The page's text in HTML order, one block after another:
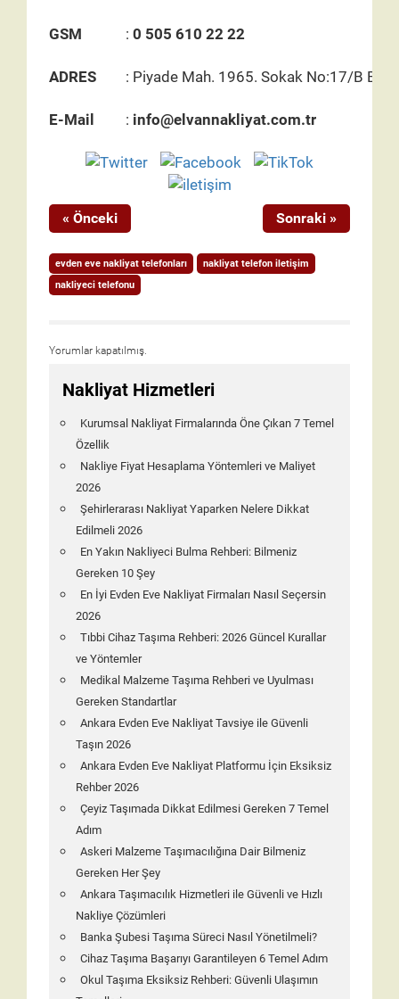
GSM : 0 505 610 22 22
ADRES : Piyade Mah. 1965. Sokak No:17/B
E-Mail : info@elvannakliyat.com.tr
« Önceki Sonraki »
evden eve nakliyat telefonları
nakliyat telefon iletişim
nakliyeci telefonu
Yorumlar kapatılmış.
Nakliyat Hizmetleri
Kurumsal Nakliyat Firmalarında Öne Çıkan 7 Temel
Özellik
Nakliye Fiyat Hesaplama Yöntemleri ve Maliyet
2026
Şehirlerarası Nakliyat Yaparken Nelere Dikkat
Edilmeli 2026
En Yakın Nakliyeci Bulma Rehberi: Bilmeniz
Gereken 10 Şey
En İyi Evden Eve Nakliyat Firmaları Nasıl Seçersin
2026
Tıbbi Cihaz Taşıma Rehberi: 2026 Güncel Kurallar
ve Yöntemler
Medikal Malzeme Taşıma Rehberi ve Uyulması
Gereken Standartlar
Ankara Evden Eve Nakliyat Tavsiye ile Güvenli
Taşın 2026
Ankara Evden Eve Nakliyat Platformu İçin Eksiksiz
Rehber 2026
Çeyiz Taşımada Dikkat Edilmesi Gereken 7 Temel
Adım
Askeri Malzeme Taşımacılığına Dair Bilmeniz
Gereken Her Şey
Ankara Taşımacılık Hizmetleri ile Güvenli ve Hızlı
Nakliye Çözümleri
Banka Şubesi Taşıma Süreci Nasıl Yönetilmeli?
Cihaz Taşıma Başarıyı Garantileyen 6 Temel Adım
Okul Taşıma Eksiksiz Rehberi: Güvenli Ulaşımın